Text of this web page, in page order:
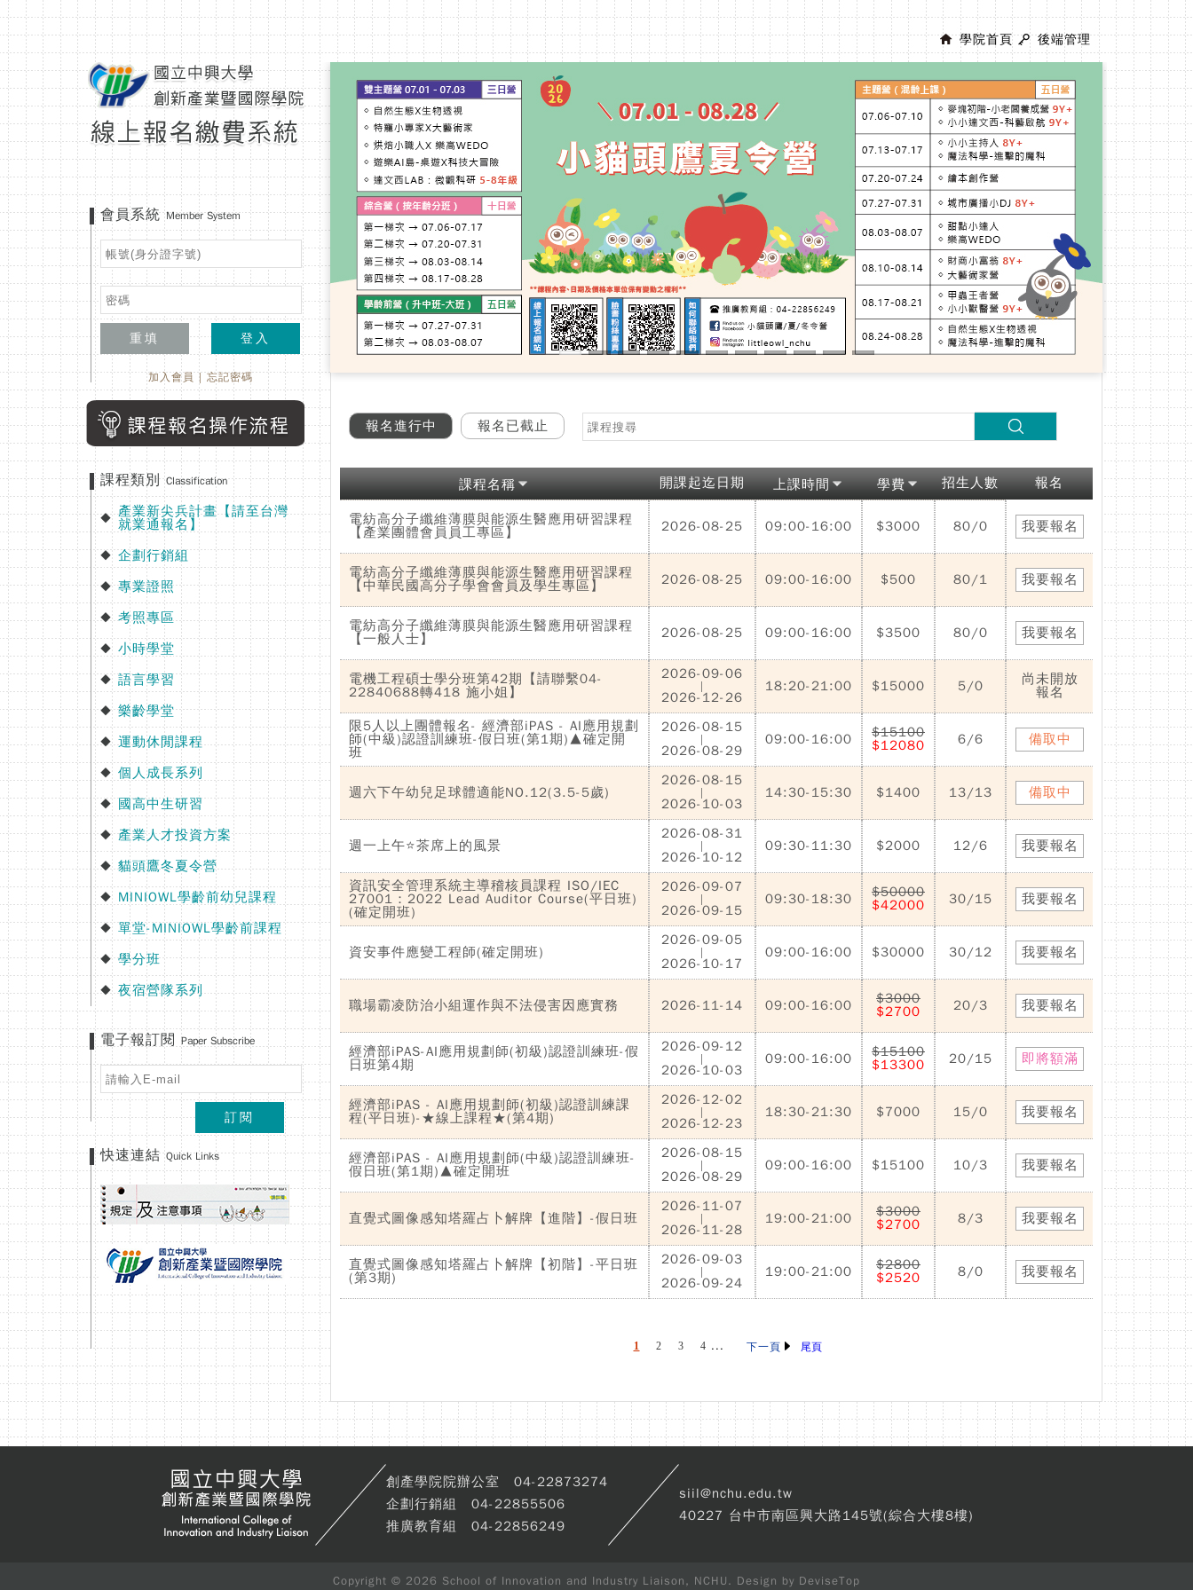
學院首頁 後端管理
會員系統Member System
重填 登入
加入會員|忘記密碼
課程類別Classification
◆ 產業新尖兵計畫【請至台灣
就業通報名】
◆ 企劃行銷組
◆ 專業證照
◆ 考照專區
◆ 小時學堂
◆ 語言學習
◆ 樂齡學堂
◆ 運動休閒課程
◆ 個人成長系列
◆ 國高中生研習
◆ 產業人才投資方案
◆ 貓頭鷹冬夏令營
◆ MINIOWL學齡前幼兒課程
◆ 單堂-MINIOWL學齡前課程
◆ 學分班
◆ 夜宿營隊系列
電子報訂閱 Paper Subscribe
訂閱
快速連結Quick Links
報名進行中 報名已截止
課程名稱 開課起迄日期 上課時間 學費 招生人數 報名
電紡高分子纖維薄膜與能源生醫應用研習課程
【產業團體會員員工專區】
2026-08-25 09:00-16:00 $3000 80/0 我要報名
電紡高分子纖維薄膜與能源生醫應用研習課程
【中華民國高分子學會會員及學生專區】
2026-08-25 09:00-16:00 $500 80/1 我要報名
電紡高分子纖維薄膜與能源生醫應用研習課程
【一般人士】
2026-08-25 09:00-16:00 $3500 80/0 我要報名
電機工程碩士學分班第42期【請聯繫04-
22840688轉418 施小姐】
2026-09-06
|
2026-12-26
18:20-21:00 $15000 5/0
尚未開放
報名
限5人以上團體報名- 經濟部iPAS - AI應用規劃
師(中級)認證訓練班-假日班(第1期)▲確定開
班
2026-08-15
|
2026-08-29
09:00-16:00
$15100
$12080
6/6 備取中
週六下午幼兒足球體適能NO.12(3.5-5歲)
2026-08-15
|
2026-10-03
14:30-15:30 $1400 13/13 備取中
週一上午⭐茶席上的風景
2026-08-31
|
2026-10-12
09:30-11:30 $2000 12/6 我要報名
資訊安全管理系統主導稽核員課程 ISO/IEC
27001：2022 Lead Auditor Course(平日班)
(確定開班)
2026-09-07
|
2026-09-15
09:30-18:30
$50000
$42000
30/15 我要報名
資安事件應變工程師(確定開班)
2026-09-05
|
2026-10-17
09:00-16:00 $30000 30/12 我要報名
職場霸凌防治小組運作與不法侵害因應實務 2026-11-14 09:00-16:00
$3000
$2700
20/3 我要報名
經濟部iPAS-AI應用規劃師(初級)認證訓練班-假
日班第4期
2026-09-12
|
2026-10-03
09:00-16:00
$15100
$13300
20/15 即將額滿
經濟部iPAS - AI應用規劃師(初級)認證訓練課
程(平日班)-★線上課程★(第4期)
2026-12-02
|
2026-12-23
18:30-21:30 $7000 15/0 我要報名
經濟部iPAS - AI應用規劃師(中級)認證訓練班-
假日班(第1期)▲確定開班
2026-08-15
|
2026-08-29
09:00-16:00 $15100 10/3 我要報名
直覺式圖像感知塔羅占卜解牌【進階】-假日班
2026-11-07
|
2026-11-28
19:00-21:00
$3000
$2700
8/3 我要報名
直覺式圖像感知塔羅占卜解牌【初階】-平日班
(第3期)
2026-09-03
|
2026-09-24
19:00-21:00
$2800
$2520
8/0 我要報名
1 2 3 4 ... 下一頁 尾頁
創產學院院辦公室 04-22873274
企劃行銷組 04-22855506
推廣教育組 04-22856249
siil@nchu.edu.tw
40227 台中市南區興大路145號(綜合大樓8樓)
Copyright © 2026 School of Innovation and Industry Liaison, NCHU. Design by DeviseTop